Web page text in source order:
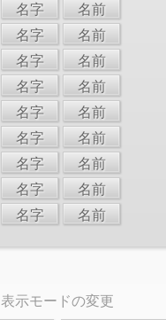
名字 名前
名字 名前
名字 名前
名字 名前
名字 名前
名字 名前
名字 名前
名字 名前
名字 名前
表示モードの変更